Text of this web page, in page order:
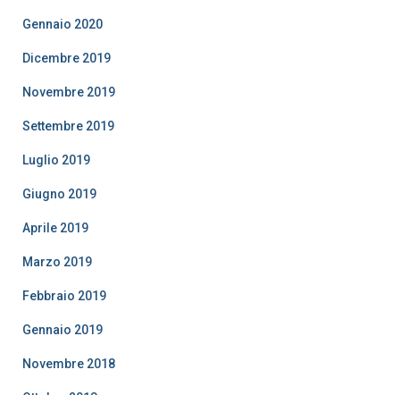
Gennaio 2020
Dicembre 2019
Novembre 2019
Settembre 2019
Luglio 2019
Giugno 2019
Aprile 2019
Marzo 2019
Febbraio 2019
Gennaio 2019
Novembre 2018